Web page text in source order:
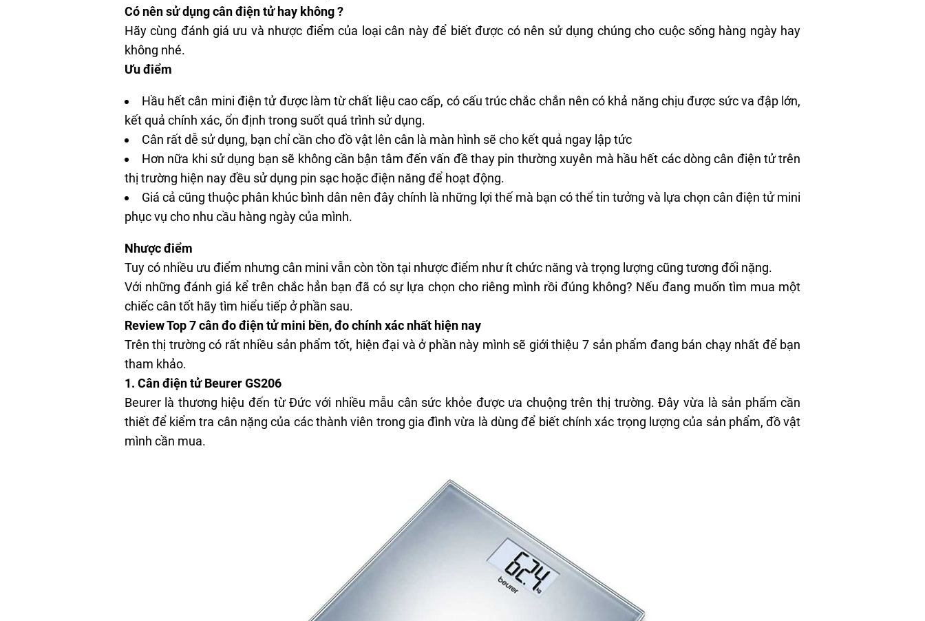
Có nên sử dụng cân điện tử hay không ?
Hãy cùng đánh giá ưu và nhược điểm của loại cân này để biết được có nên sử dụng chúng cho cuộc sống hàng ngày hay
không nhé.
Ưu điểm
Hầu hết cân mini điện tử được làm từ chất liệu cao cấp, có cấu trúc chắc chắn nên có khả năng chịu được sức va đập lớn,
kết quả chính xác, ổn định trong suốt quá trình sử dụng.
Cân rất dễ sử dụng, bạn chỉ cần cho đồ vật lên cân là màn hình sẽ cho kết quả ngay lập tức
Hơn nữa khi sử dụng bạn sẽ không cần bận tâm đến vấn đề thay pin thường xuyên mà hầu hết các dòng cân điện tử trên
thị trường hiện nay đều sử dụng pin sạc hoặc điện năng để hoạt động.
Giá cả cũng thuộc phân khúc bình dân nên đây chính là những lợi thế mà bạn có thể tin tưởng và lựa chọncân điện tử mini
phục vụ cho nhu cầu hàng ngày của mình.
Nhược điểm
Tuy có nhiều ưu điểm nhưng cân mini vẫn còn tồn tại nhược điểm như ít chức năng và trọng lượng cũng tương đối nặng.
Với những đánh giá kể trên chắc hẳn bạn đã có sự lựa chọn cho riêng mình rồi đúng không? Nếu đang muốn tìm mua một
chiếc cân tốt hãy tìm hiểu tiếp ở phần sau.
Review Top 7 cân đo điện tử mini bền, đo chính xác nhất hiện nay
Trên thị trường có rất nhiều sản phẩm tốt, hiện đại và ở phần này mình sẽ giới thiệu 7 sản phẩm đang bán chạy nhất để bạn
tham khảo.
1. Cân điện tử Beurer GS206
Beurer là thương hiệu đến từ Đức với nhiều mẫu cân sức khỏe được ưa chuộng trên thị trường. Đây vừa là sản phẩm cần
thiết để kiểm tra cân nặng của các thành viên trong gia đình vừa là dùng để biết chính xác trọng lượng của sản phẩm, đồ vật
mình cần mua.